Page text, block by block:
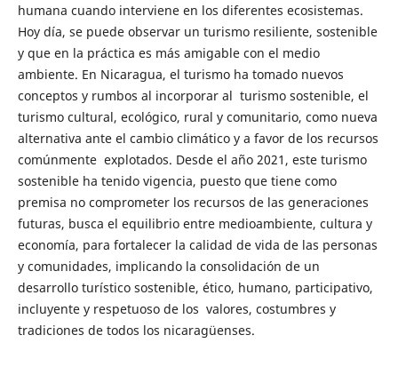
humana cuando interviene en los diferentes ecosistemas.
Hoy día, se puede observar un turismo resiliente, sostenible
y que en la práctica es más amigable con el medio
ambiente. En Nicaragua, el turismo ha tomado nuevos
conceptos y rumbos al incorporar al turismo sostenible, el
turismo cultural, ecológico, rural y comunitario, como nueva
alternativa ante el cambio climático y a favor de los recursos
comúnmente explotados. Desde el año 2021, este turismo
sostenible ha tenido vigencia, puesto que tiene como
premisa no comprometer los recursos de las generaciones
futuras, busca el equilibrio entre medioambiente, cultura y
economía, para fortalecer la calidad de vida de las personas
y comunidades, implicando la consolidación de un
desarrollo turístico sostenible, ético, humano, participativo,
incluyente y respetuoso de los valores, costumbres y
tradiciones de todos los nicaragüenses.